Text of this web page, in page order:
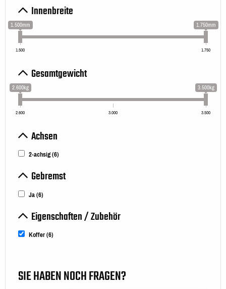
Innenbreite
1.500mm 1.750mm
1.500 1.750
Gesamtgewicht
2.600kg 3.500kg
2.600 3.000 3.500
Achsen
2-achsig(6)
Gebremst
Ja(6)
Eigenschaften / Zubehör
Koffer(6)
SIE HABEN NOCH FRAGEN?